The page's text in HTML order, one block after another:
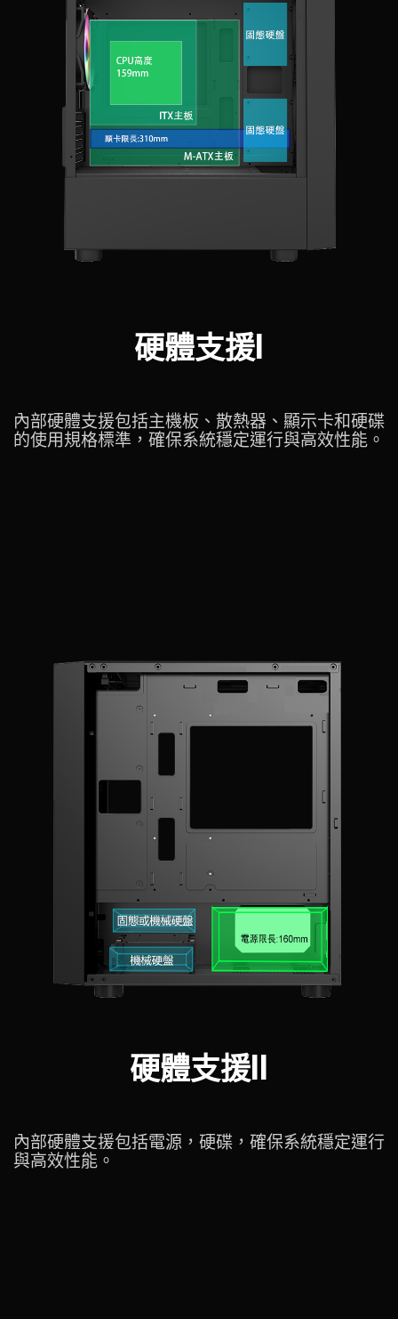
硬體支援I
內部硬體支援包括主機板、散熱器、顯示卡和硬碟
的使用規格標準，確保系統穩定運行與高效性能。
硬體支援II
內部硬體支援包括電源，硬碟，確保系統穩定運行
與高效性能。